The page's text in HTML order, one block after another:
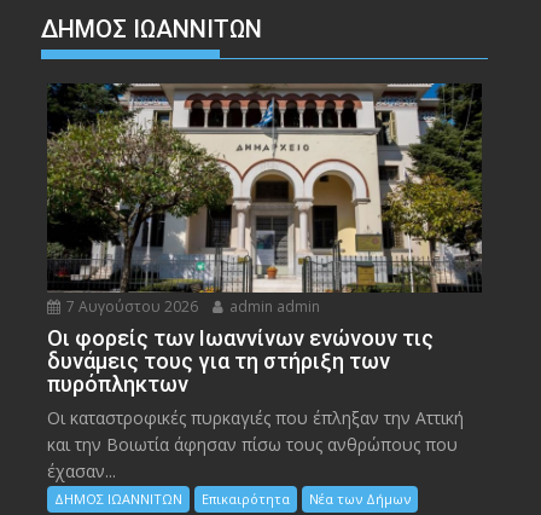
ΔΗΜΟΣ ΙΩΑΝΝΙΤΩΝ
7 Αυγούστου 2026 admin admin
Οι φορείς των Ιωαννίνων ενώνουν τις
δυνάμεις τους για τη στήριξη των
πυρόπληκτων
Οι καταστροφικές πυρκαγιές που έπληξαν την Αττική
και την Bοιωτία άφησαν πίσω τους ανθρώπους που
έχασαν...
ΔΗΜΟΣ ΙΩΑΝΝΙΤΩΝ Επικαιρότητα Νέα των Δήμων